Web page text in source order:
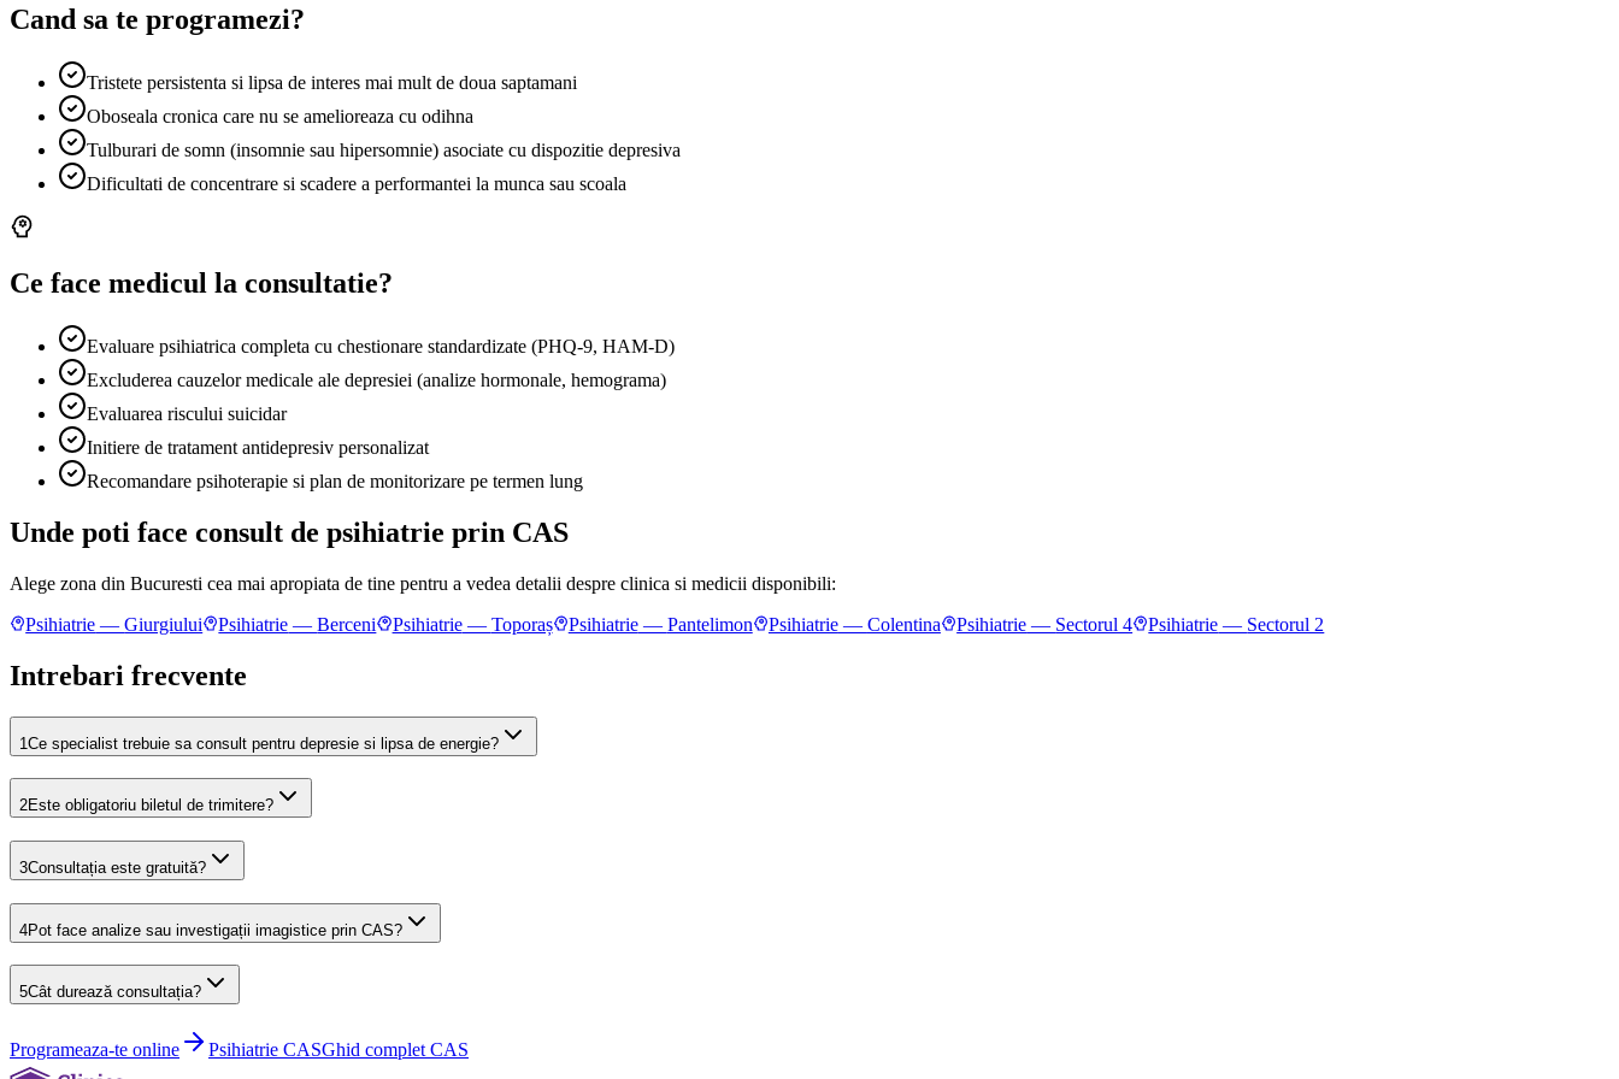
Cand sa te programezi?
Tristete persistenta si lipsa de interes mai mult de doua saptamani
Oboseala cronica care nu se amelioreaza cu odihna
Tulburari de somn (insomnie sau hipersomnie) asociate cu dispozitie depresiva
Dificultati de concentrare si scadere a performantei la munca sau scoala
Ce face medicul la consultatie?
Evaluare psihiatrica completa cu chestionare standardizate (PHQ-9, HAM-D)
Excluderea cauzelor medicale ale depresiei (analize hormonale, hemograma)
Evaluarea riscului suicidar
Initiere de tratament antidepresiv personalizat
Recomandare psihoterapie si plan de monitorizare pe termen lung
Unde poti face consult de psihiatrie prin CAS
Alege zona din Bucuresti cea mai apropiata de tine pentru a vedea detalii despre clinica si medicii disponibili:
Psihiatrie —Giurgiului Psihiatrie —Berceni Psihiatrie— Toporaș Psihiatrie— Pantelimon Psihiatrie— Colentina Psihiatrie — Sectorul 4 Psihiatrie — Sectorul 2
Intrebari frecvente
1Ce specialist trebuie sa consult pentru depresie si lipsa de energie?
2Este obligatoriu biletul de trimitere?
3Consultația este gratuită?
4Pot face analize sau investigații imagistice prin CAS?
5Cât durează consultația?
Programeaza-te online Psihiatrie CASGhid complet CAS